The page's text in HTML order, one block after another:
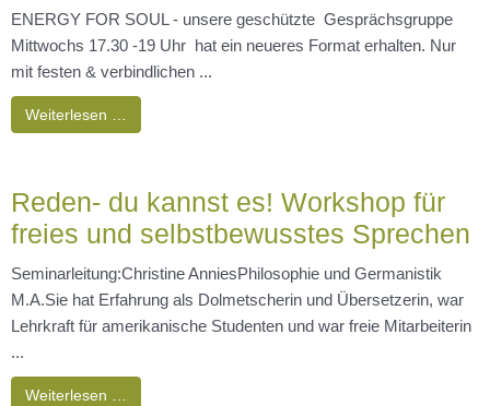
ENERGY FOR SOUL - unsere geschützte Gesprächsgruppe
Mittwochs 17.30 -19 Uhr hat ein neueres Format erhalten. Nur
mit festen & verbindlichen ...
Weiterlesen …
Reden- du kannst es! Workshop für
freies und selbstbewusstes Sprechen
Seminarleitung:Christine AnniesPhilosophie und Germanistik
M.A.Sie hat Erfahrung als Dolmetscherin und Übersetzerin, war
Lehrkraft für amerikanische Studenten und war freie Mitarbeiterin
...
Weiterlesen …